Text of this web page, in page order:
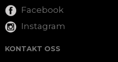
Facebook
Instagram
KONTAKT OSS